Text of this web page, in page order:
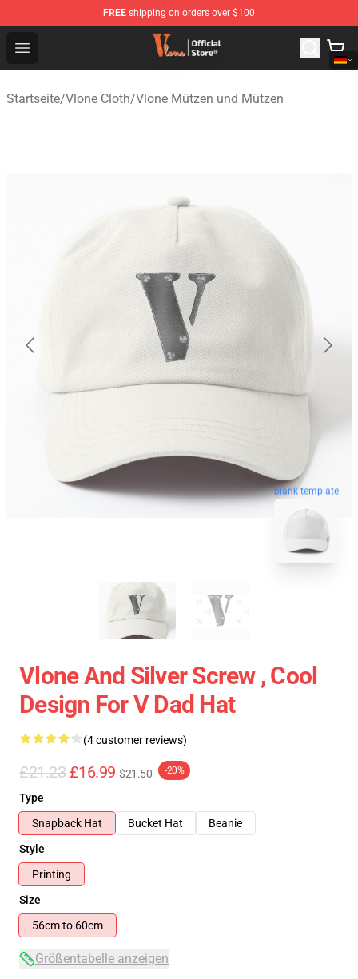
FREE shipping on orders over $100
Open menu
Vlone Shop - Official Vlone Merchandise Store
Startseite/Vlone Cloth/Vlone Mützen und Mützen
blank template
Vlone And Silver Screw , Cool
Design For V Dad Hat
(4 customer reviews)
£21.23 £16.99 $21.50 -20%
Type
Snapback Hat
Bucket Hat
Beanie
Style
Printing
Size
56cm to 60cm
Größentabelle anzeigen